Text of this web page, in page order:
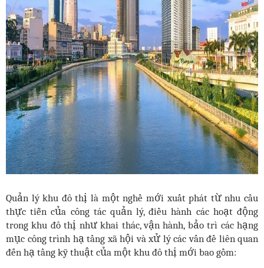
Quản lý khu đô thị là một nghề mới xuất phát từ nhu cầu
thực tiễn của công tác quản lý, điều hành các hoạt động
trong khu đô thị như khai thác, vận hành, bảo trì các hạng
mục công trình hạ tầng xã hội và xử lý các vấn đề liên quan
đến hạ tầng kỹ thuật của một khu đô thị mới bao gồm: